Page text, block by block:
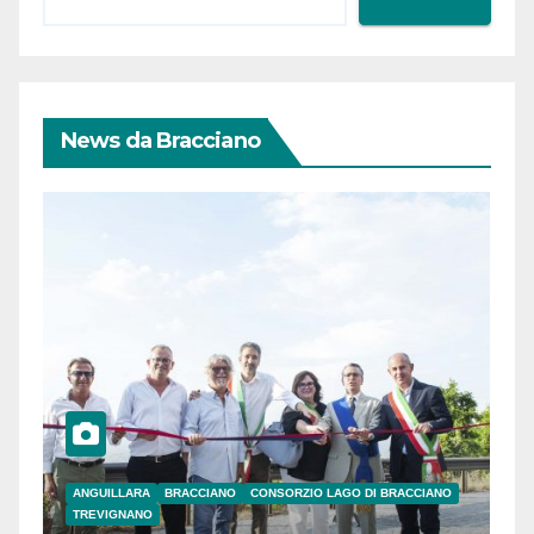
News da Bracciano
ANGUILLARA BRACCIANO
CONSORZIO LAGO DI BRACCIANO
TREVIGNANO